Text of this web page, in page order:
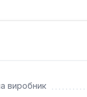
у ванних
виробник